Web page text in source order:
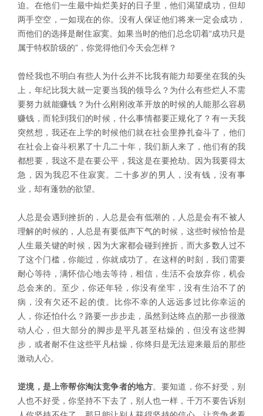
迫。在他们一生最中灿烂美好的日子里，他们渴望成功，但却
两手空空，一如现在的你。没有人保证他们将来一定会成功，
而他们的选择是耐住寂寞。如果当时的他们总念叨着“成功只是
属于特权阶级的”，你觉得他们今天会怎样？
曾经我也不明白有些人为什么并不比我有能力却要坐在我的头
上，年纪比我大就一定要当我的领导么？为什么有些烂人不需
要努力就能赚钱？为什么刚刚改革开放的时候的人能那么容易
赚钱，而轮到我们的时候，什么事情都要正规化了？有一天我
突然想，我还在上学的时候他们就在社会里挣扎奋斗了，他们
在社会上奋斗积累了十几二十年，我们新人来了，他们有的我
都想要，我这不是在要公平，我这是在要抢劫。因为我要得太
急，因为我忍不住寂寞。二十多岁的男人，没有钱，没有事
业，却有蓬勃的欲望。
人总是会遇到挫折的，人总是会有低潮的，人总是会有不被人
理解的时候的，人总是有要低声下气的时候，这些时候恰恰是
人生最关键的时候，因为大家都会碰到挫折，而大多数人过不
了这个门槛，你能过，你就成功了。在这样的时刻，我们需要
耐心等待，满怀信心地去等待，相信，生活不会放弃你，机会
总会来的。至少，你还年轻，你没有坐牢，没有生治不了的
病，没有欠还不起的债。比你不幸的人远远多过比你幸运的
人，你还怕什么？路要一步步走，虽然到达终点的那一步很激
动人心，但大部分的脚步是平凡甚至枯燥的，但没有这些脚
步，或者耐不住这些平凡枯燥，你终归是无法迎来最后的那些
激动人心。
逆境，是上帝帮你淘汰竞争者的地方。要知道，你不好受，别
人也不好受，你坚持不下去了，别人也一样，千万不要告诉别